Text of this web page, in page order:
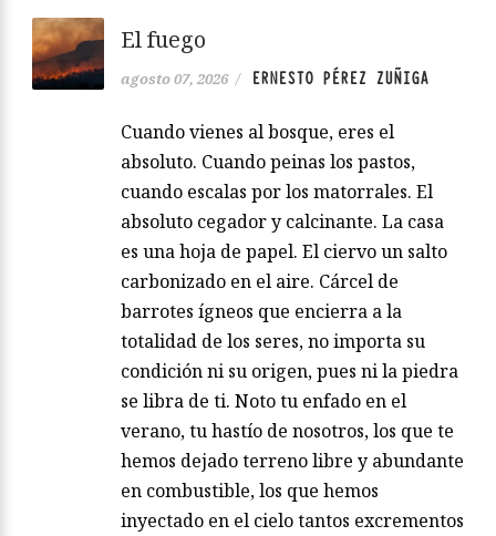
El fuego
agosto 07, 2026 / ERNESTO PÉREZ ZUÑIGA
Cuando vienes al bosque, eres el
absoluto. Cuando peinas los pastos,
cuando escalas por los matorrales. El
absoluto cegador y calcinante. La casa
es una hoja de papel. El ciervo un salto
carbonizado en el aire. Cárcel de
barrotes ígneos que encierra a la
totalidad de los seres, no importa su
condición ni su origen, pues ni la piedra
se libra de ti. Noto tu enfado en el
verano, tu hastío de nosotros, los que te
hemos dejado terreno libre y abundante
en combustible, los que hemos
inyectado en el cielo tantos excrementos